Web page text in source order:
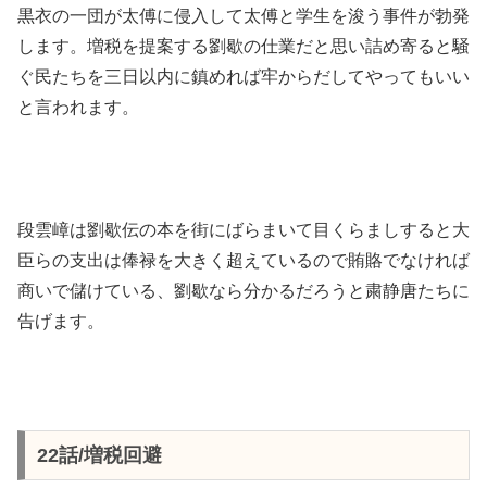
黒衣の一団が太傅に侵入して太傅と学生を浚う事件が勃発
します。増税を提案する劉歇の仕業だと思い詰め寄ると騒
ぐ民たちを三日以内に鎮めれば牢からだしてやってもいい
と言われます。
段雲嶂は劉歇伝の本を街にばらまいて目くらましすると大
臣らの支出は俸禄を大きく超えているので賄賂でなければ
商いで儲けている、劉歇なら分かるだろうと粛静唐たちに
告げます。
22話/増税回避